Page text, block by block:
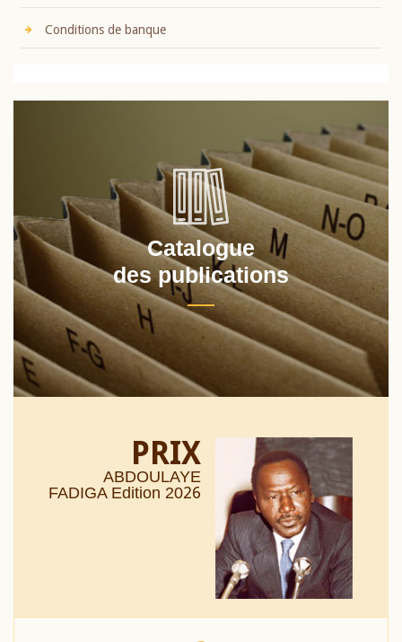
Conditions de banque
Catalogue
des publications
PRIX
ABDOULAYE
FADIGA Edition 2026